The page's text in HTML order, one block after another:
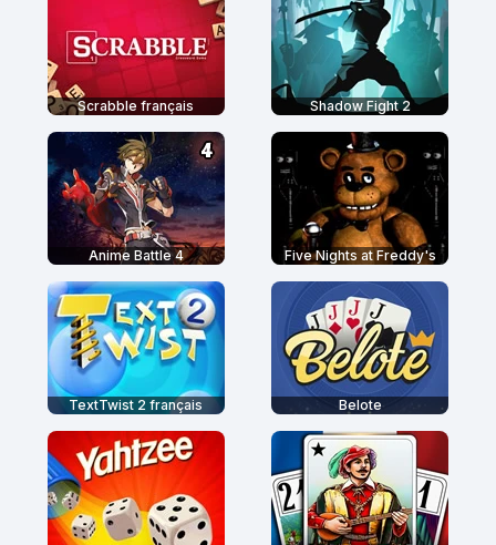
Scrabble français Shadow Fight 2
Anime Battle 4 Five Nights at Freddy's
TextTwist 2 français Belote